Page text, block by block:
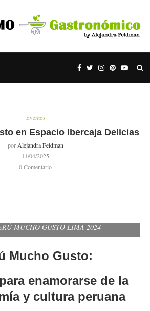
Eventos
en Espacio Ibercaja Delicias
por Alejandra Feldman
11/04/2025
0 Comentario
MUCHO GUSTO LIMA 2024
Mucho Gusto:
enamorarse de la
y cultura peruana